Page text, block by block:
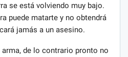
se está volviendo muy bajo.
puede matarte y no obtendrá
jamás a un asesino.
de lo contrario pronto no